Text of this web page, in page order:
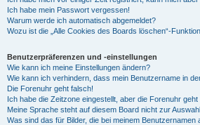
Ich habe mein Passwort vergessen!
Warum werde ich automatisch abgemeldet?
Wozu ist die „Alle Cookies des Boards löschen“-
Benutzerpräferenzen und -einstellungen
Wie kann ich meine Einstellungen ändern?
Wie kann ich verhindern, dass mein Benutzername in
Die Forenuhr geht falsch!
Ich habe die Zeitzone eingestellt, aber die Forenuhr
Meine Sprache steht auf diesem Board nicht zur
Was sind das für Bilder, die bei meinem Benutzernamen